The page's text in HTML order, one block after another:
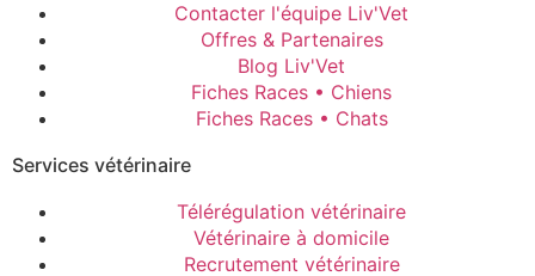
Contacter l'équipe Liv'Vet
Offres & Partenaires
Blog Liv'Vet
Fiches Races • Chiens
Fiches Races • Chats
Services vétérinaire
Télérégulation vétérinaire
Vétérinaire à domicile
Recrutement vétérinaire